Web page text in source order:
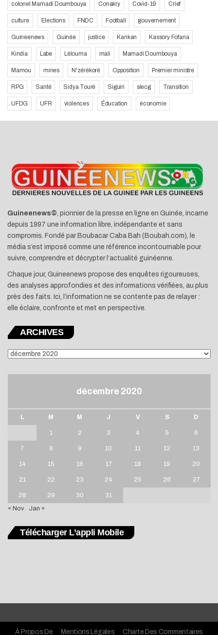
colonel Mamadi Doumbouya Conakry Covid-19 Crief
culture Elections FNDC Football gouvernement
Guineenews Guinée justice Kankan Kassory Fofana
Kindia Labe Lélouma mali Mamadi Doumbouya
Mamou mines N'zérékoré Opposition Premier ministre
RPG Santé Sidya Touré Siguiri slecg Transition
UFDG UFR violences Éducation économie
Guineenews© , pionnier de la presse en ligne en Guinée, incarne
depuis 1997 une information libre, indépendante et sans
compromis. Fondé par Boubacar Caba Bah (Boubah.com), le
média s’est imposé comme une référence incontournable pour
suivre, comprendre et décrypter l’actualité guinéenne.
Chaque jour, Guineenews propose des enquêtes rigoureuses,
des analyses approfondies et des informations vérifiées, au plus
près des faits. Ici, l’information ne se contente pas de relayer :
elle éclaire, confronte et met en perspective.
ARCHIVES
ARCHIVES
décembre 2020
L M M J V S D
1 2 3 4 5 6
7 8 9 10 11 12 13
14 15 16 17 18 19 20
21 22 23 24 25 26 27
28 29 30
31
« Nov
Jan »
Télécharger L’appli Mobile
À Propos De Mentions Légales Charte Des Commentaires